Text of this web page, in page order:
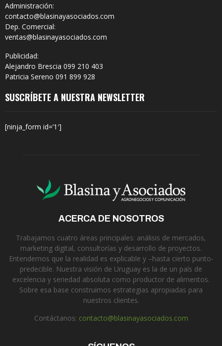
Administración:
contacto@blasinayasociados.com
Dep. Comercial:
ventas@blasinayasociados.com
Publicidad:
Alejandro Brescia 099 210 403
Patricia Sereno 091 899 928
SUSCRÍBETE A NUESTRA NEWSLETTER
[ninja_form id=’1′]
ACERCA DE NOSOTROS
Trabajamos cuatro áreas principales: análisis de mercados,
marketing digital, consultorías y desarrollo de proyectos.
Entendemos que la realidad es explicable y –hasta cierto punto-
predecible. Nuestra visión de Uruguay es la de un país de
excelencia y seriedad absoluta como productor de alimentos.
Sobre esa base construimos estrategias apropiadas para
nuestros clientes.
Contáctanos: contacto@blasinayasociados.com